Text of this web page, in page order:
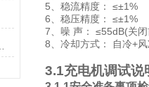
5、稳流精度： ≤±1%
6、稳压精度： ≤±1%
7、噪 声： ≤55dB(关
8、冷却方式： 自冷+
3.1充电机调试说